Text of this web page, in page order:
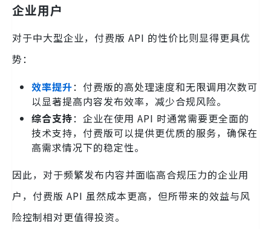
企业用户
对于中大型企业，付费版 API 的性价比则显得更具优
势：
效率提升：付费版的高处理速度和无限调用次数可
以显著提高内容发布效率，减少合规风险。
综合支持：企业在使用 API 时通常需要更全面的
技术支持，付费版可以提供更优质的服务，确保在
高需求情况下的稳定性。
因此，对于频繁发布内容并面临高合规压力的企业用
户，付费版 API 虽然成本更高，但所带来的效益与风
险控制相对更值得投资。